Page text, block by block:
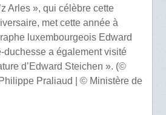
Arles », qui célèbre cette
met cette année à
luxembourgeois Edward
duchesse a également visité
d’Edward Steichen ». (©
Praliaud | © Ministère de